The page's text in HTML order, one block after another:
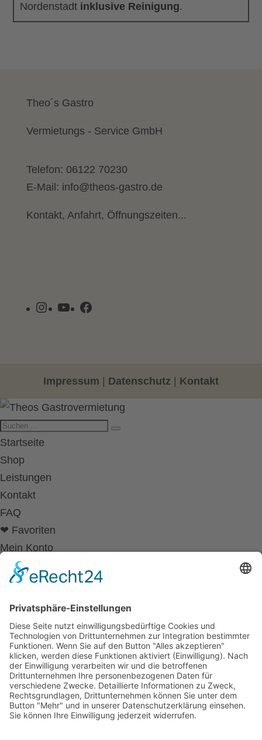
Nordenstadt inklusive Reinigung.
Theo´s Gastro
Vermietungs - Service GmbH
Telefon: 06122 70230
E-Mail: info@theos-gastro.de
Kontakt, Anfahrt, Öffnungszeiten...
Instagram
YouTubeFacebook
Impressum Datenschutz Kontakt
Startseite
Shop
Leistungen
Kontakt
FAQ
❤ Favoriten
Mein Konto
Betriebsferien
Wir befinden uns vom
19.12.2025 bis einschließlich 07.01.2026
in unseren Betriebsferien.
In dieser Zeit werden Anfragen